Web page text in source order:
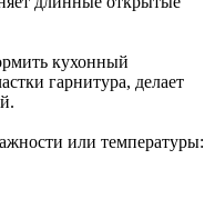
кухонный
гарнитура, делает
или температуры: